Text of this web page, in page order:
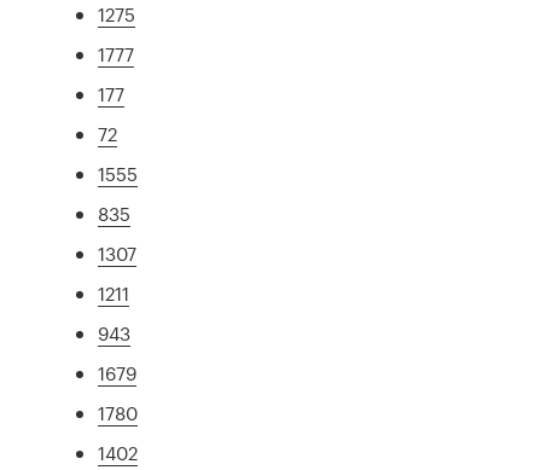
1275
1777
177
72
1555
835
1307
1211
943
1679
1780
1402